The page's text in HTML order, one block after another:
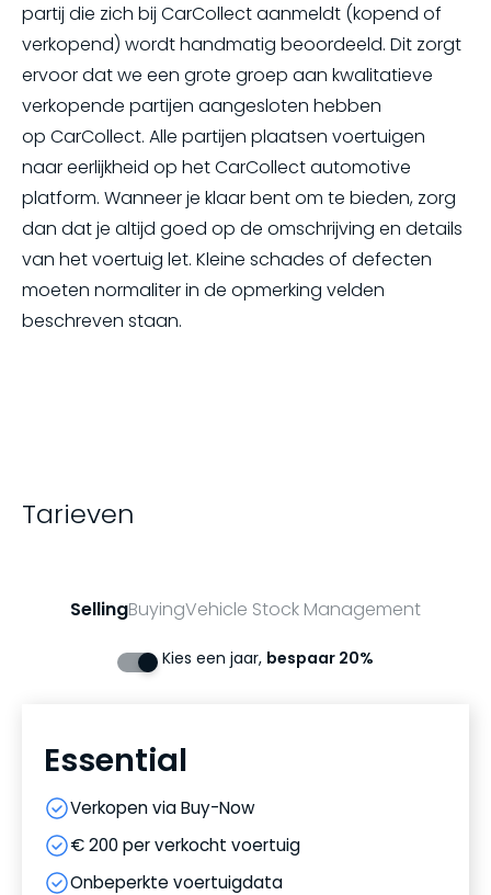
partij die zich bij CarCollect aanmeldt (kopend of
verkopend) wordt handmatig beoordeeld. Dit zorgt
ervoor dat we een grote groep aan kwalitatieve
verkopende partijen aangesloten hebben
op CarCollect. Alle partijen plaatsen voertuigen
naar eerlijkheid op het CarCollect automotive
platform. Wanneer je klaar bent om te bieden, zorg
dan dat je altijd goed op de omschrijving en details
van het voertuig let. Kleine schades of defecten
moeten normaliter in de opmerking velden
beschreven staan.
Tarieven
SellingBuyingVehicle Stock Management
Kies een jaar, bespaar 20%
Essential
Verkopen via Buy-Now
€ 200 per verkocht voertuig
Onbeperkte voertuigdata